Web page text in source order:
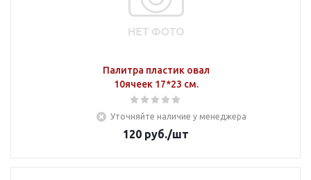
Палитра пластик овал
10ячеек 17*23 см.
Уточняйте наличие у менеджера
120 руб./шт